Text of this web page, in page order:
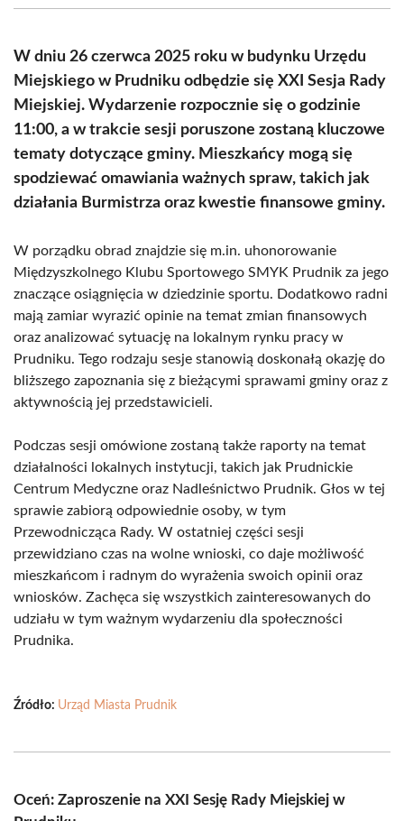
(Twitter)
W dniu 26 czerwca 2025 roku w budynku Urzędu
Miejskiego w Prudniku odbędzie się XXI Sesja Rady
Miejskiej. Wydarzenie rozpocznie się o godzinie
11:00, a w trakcie sesji poruszone zostaną kluczowe
tematy dotyczące gminy. Mieszkańcy mogą się
spodziewać omawiania ważnych spraw, takich jak
działania Burmistrza oraz kwestie finansowe gminy.
W porządku obrad znajdzie się m.in. uhonorowanie
Międzyszkolnego Klubu Sportowego SMYK Prudnik za jego
znaczące osiągnięcia w dziedzinie sportu. Dodatkowo radni
mają zamiar wyrazić opinie na temat zmian finansowych
oraz analizować sytuację na lokalnym rynku pracy w
Prudniku. Tego rodzaju sesje stanowią doskonałą okazję do
bliższego zapoznania się z bieżącymi sprawami gminy oraz z
aktywnością jej przedstawicieli.
Podczas sesji omówione zostaną także raporty na temat
działalności lokalnych instytucji, takich jak Prudnickie
Centrum Medyczne oraz Nadleśnictwo Prudnik. Głos w tej
sprawie zabiorą odpowiednie osoby, w tym
Przewodnicząca Rady. W ostatniej części sesji
przewidziano czas na wolne wnioski, co daje możliwość
mieszkańcom i radnym do wyrażenia swoich opinii oraz
wniosków. Zachęca się wszystkich zainteresowanych do
udziału w tym ważnym wydarzeniu dla społeczności
Prudnika.
Źródło: Urząd Miasta Prudnik
Oceń: Zaproszenie na XXI Sesję Rady Miejskiej w